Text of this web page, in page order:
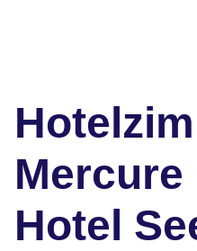
Mercure
Hotel